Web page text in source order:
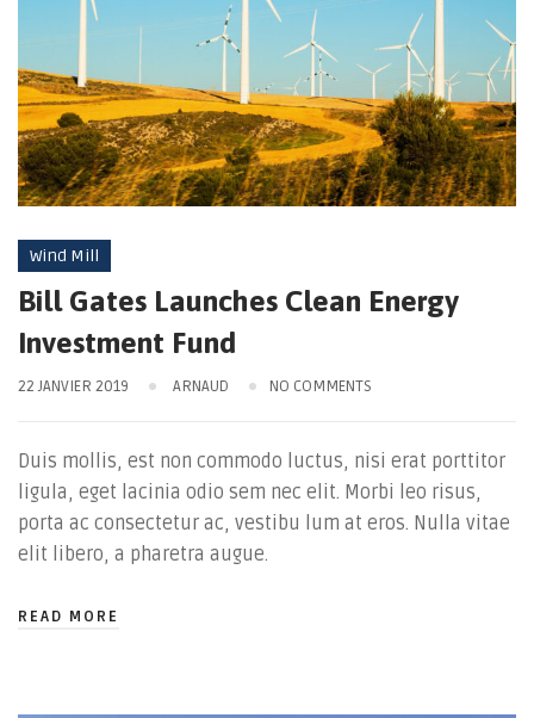
Wind Mill
Bill Gates Launches Clean Energy
Investment Fund
22 JANVIER 2019 ARNAUD NO COMMENTS
Duis mollis, est non commodo luctus, nisi erat porttitor
ligula, eget lacinia odio sem nec elit. Morbi leo risus,
porta ac consectetur ac, vestibu lum at eros. Nulla vitae
elit libero, a pharetra augue.
READ MORE